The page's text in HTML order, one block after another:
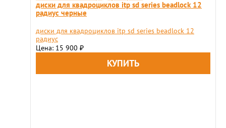
диски для квадроциклов itp sd series beadlock 12
радиус черные
диски для квадроциклов itp sd series beadlock 12
радиус
Цена: 15 900 ₽